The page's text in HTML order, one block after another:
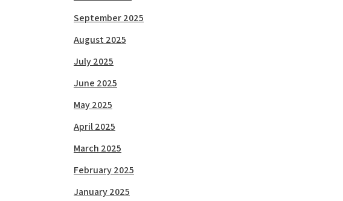
September 2025
August 2025
July 2025
June 2025
May 2025
April 2025
March 2025
February 2025
January 2025